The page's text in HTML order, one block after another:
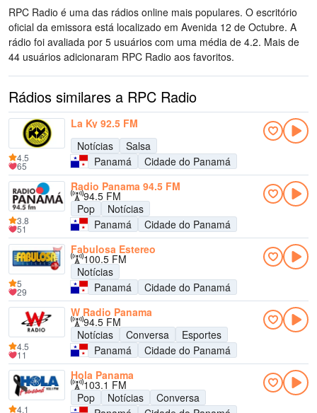
RPC Radio é uma das rádios online mais populares. O escritório
oficial da emissora está localizado em Avenida 12 de Octubre. A
rádio foi avaliada por 5 usuários com uma média de 4.2. Mais de
44 usuários adicionaram RPC Radio aos favoritos.
Rádios similares a RPC Radio
La Ky 92.5 FM
Notícias
Salsa
Panamá
Cidade do Panamá
4.5
65
Radio Panama 94.5 FM
94.5 FM
Pop
Notícias
Panamá
Cidade do Panamá
3.8
51
Fabulosa Estereo
100.5 FM
Notícias
Panamá
Cidade do Panamá
5
29
W Radio Panama
94.5 FM
Notícias
Conversa
Esportes
Panamá
Cidade do Panamá
4.5
11
Hola Panama
103.1 FM
Pop
Notícias
Conversa
4.1